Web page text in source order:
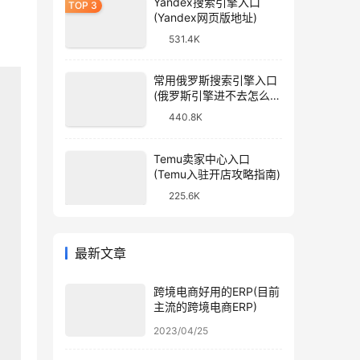
(Yandex网页版地址)
531.4K
常用俄罗斯搜索引擎入口
(俄罗斯引擎进不去怎么
440.8K
Temu卖家中心入口
(Temu入驻开店攻略指南)
225.6K
最新文章
跨境电商好用的ERP(目前
主流的跨境电商ERP)
2023/04/25